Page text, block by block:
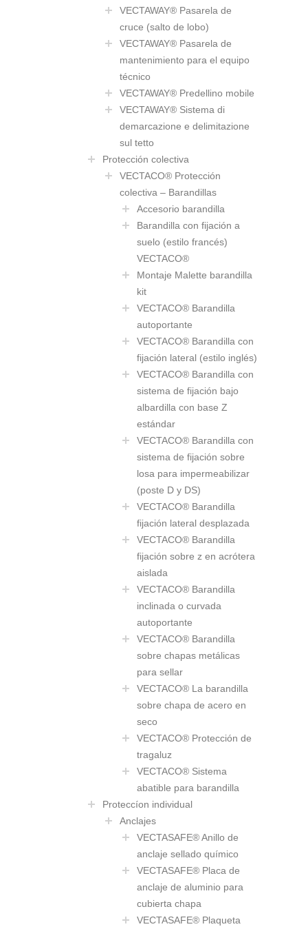
VECTAWAY® Pasarela de
cruce (salto de lobo)
VECTAWAY® Pasarela de
mantenimiento para el equipo
técnico
VECTAWAY® Predellino mobile
VECTAWAY® Sistema di
demarcazione e delimitazione
sul tetto
Protección colectiva
VECTACO® Protección
colectiva – Barandillas
Accesorio barandilla
Barandilla con fijación a
suelo (estilo francés)
VECTACO®
Montaje Malette barandilla
kit
VECTACO® Barandilla
autoportante
VECTACO® Barandilla con
fijación lateral (estilo inglés)
VECTACO® Barandilla con
sistema de fijación bajo
albardilla con base Z
estándar
VECTACO® Barandilla con
sistema de fijación sobre
losa para impermeabilizar
(poste D y DS)
VECTACO® Barandilla
fijación lateral desplazada
VECTACO® Barandilla
fijación sobre z en acrótera
aislada
VECTACO® Barandilla
inclinada o curvada
autoportante
VECTACO® Barandilla
sobre chapas metálicas
para sellar
VECTACO® La barandilla
sobre chapa de acero en
seco
VECTACO® Protección de
tragaluz
VECTACO® Sistema
abatible para barandilla
Proteccíon individual
Anclajes
VECTASAFE® Anillo de
anclaje sellado químico
VECTASAFE® Placa de
anclaje de aluminio para
cubierta chapa
VECTASAFE® Plaqueta